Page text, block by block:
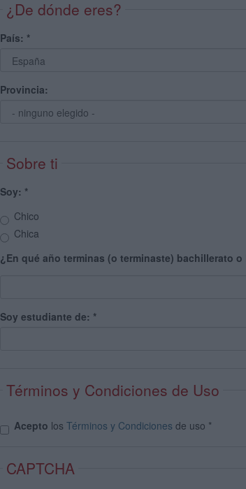
¿De dónde eres?
País: *
Provincia:
Sobre ti
Soy: *
Chico
Chica
¿En qué año terminas (o terminaste) bachillerato o
Soy estudiante de: *
Términos y Condiciones de Uso
Acepto los Términos y Condiciones de uso *
CAPTCHA